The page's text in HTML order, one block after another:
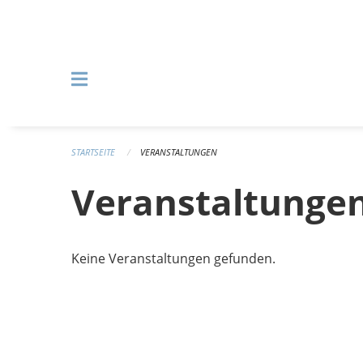
STARTSEITE VERANSTALTUNGEN
Keine Veranstaltungen gefunden.